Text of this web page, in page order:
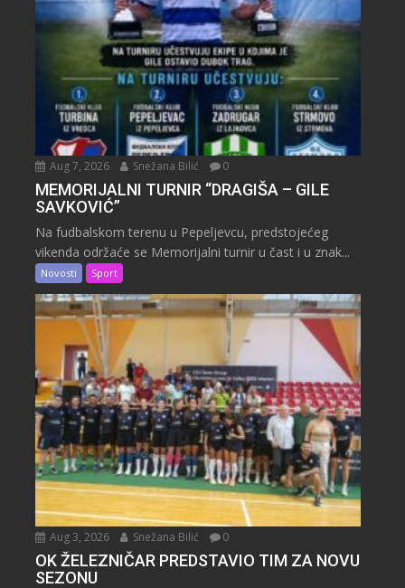
Aug 7, 2026 Snežana Bilić 0
MEMORIJALNI TURNIR “DRAGIŠA – GILE
SAVKOVIĆ”
Na fudbalskom terenu u Pepeljevcu, predstojećeg
vikenda održaće se Memorijalni turnir u čast i u znak...
Novosti Sport
Aug 3, 2026 Snežana Bilić 0
OK ŽELEZNIČAR PREDSTAVIO TIM ZA NOVU
SEZONU